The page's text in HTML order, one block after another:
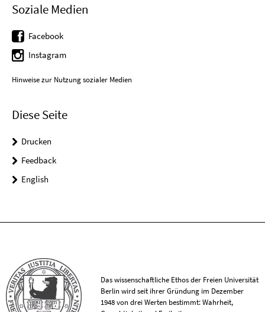
Soziale Medien
Facebook
Instagram
Hinweise zur Nutzung sozialer Medien
Diese Seite
Drucken
Feedback
English
Das wissenschaftliche Ethos der Freien Universität
Berlin wird seit ihrer Gründung im Dezember
1948 von drei Werten bestimmt: Wahrheit,